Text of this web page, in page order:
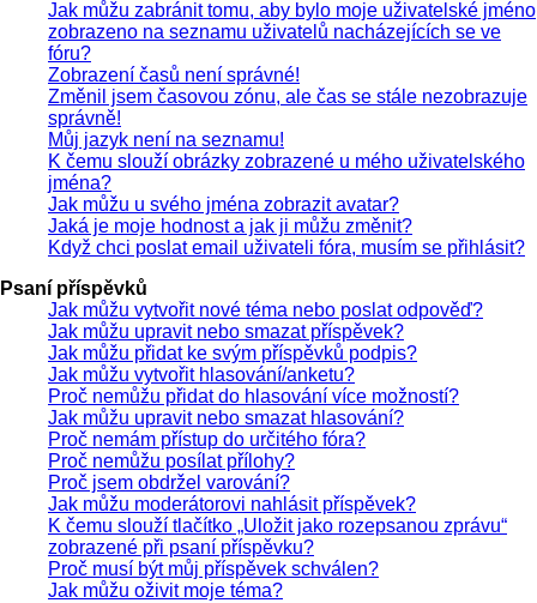
Jak můžu zabránit tomu, aby bylo moje uživatelské jméno
zobrazeno na seznamu uživatelů nacházejících se ve
fóru?
Zobrazení časů není správné!
Změnil jsem časovou zónu, ale čas se stále nezobrazuje
správně!
Můj jazyk není na seznamu!
K čemu slouží obrázky zobrazené u mého uživatelského
jména?
Jak můžu u svého jména zobrazit avatar?
Jaká je moje hodnost a jak ji můžu změnit?
Když chci poslat email uživateli fóra, musím se přihlásit?
Psaní příspěvků
Jak můžu vytvořit nové téma nebo poslat odpověď?
Jak můžu upravit nebo smazat příspěvek?
Jak můžu přidat ke svým příspěvků podpis?
Jak můžu vytvořit hlasování/anketu?
Proč nemůžu přidat do hlasování více možností?
Jak můžu upravit nebo smazat hlasování?
Proč nemám přístup do určitého fóra?
Proč nemůžu posílat přílohy?
Proč jsem obdržel varování?
Jak můžu moderátorovi nahlásit příspěvek?
K čemu slouží tlačítko „Uložit jako rozepsanou zprávu“
zobrazené při psaní příspěvku?
Proč musí být můj příspěvek schválen?
Jak můžu oživit moje téma?